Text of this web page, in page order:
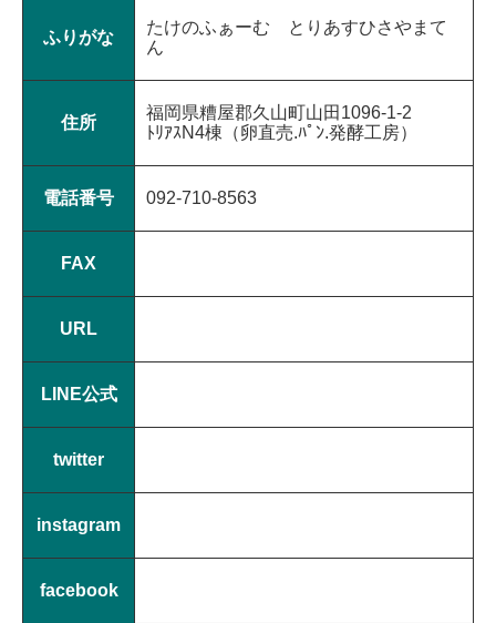
ふりがな
たけのふぁーむ とりあすひさやまて
ん
住所
福岡県糟屋郡久山町山田1096-1-2
ﾄﾘｱｽN4棟（卵直売.ﾊﾟﾝ.発酵工房）
電話番号 092-710-8563
FAX
URL
LINE公式
twitter
instagram
facebook